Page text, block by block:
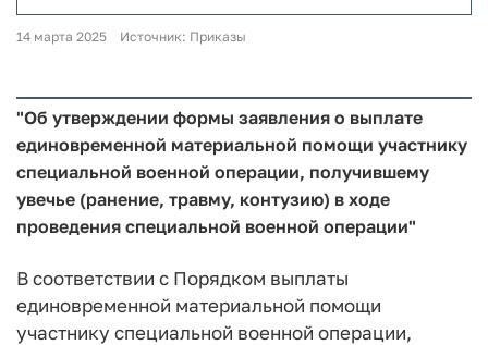
14 марта 2025 Источник: Приказы
"Об утверждении формы заявления о выплате
единовременной материальной помощи участнику
специальной военной операции, получившему
увечье (ранение, травму, контузию) в ходе
проведения специальной военной операции"
В соответствии с Порядком выплаты
единовременной материальной помощи
участнику специальной военной операции,